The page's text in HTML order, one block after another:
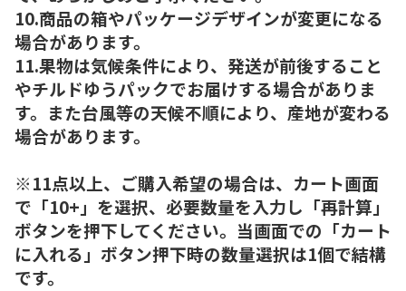
10.商品の箱やパッケージデザインが変更になる
場合があります。
11.果物は気候条件により、発送が前後すること
やチルドゆうパックでお届けする場合がありま
す。また台風等の天候不順により、産地が変わる
場合があります。
※11点以上、ご購入希望の場合は、カート画面
で「10+」を選択、必要数量を入力し「再計算」
ボタンを押下してください。当画面での「カート
に入れる」ボタン押下時の数量選択は1個で結構
です。